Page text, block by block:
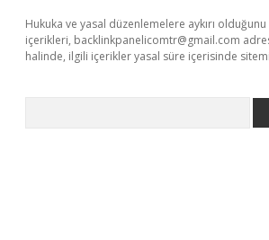
Hukuka ve yasal düzenlemelere aykırı
içerikleri, backlinkpanelicomtr@gmail.com
halinde, ilgili içerikler yasal süre içerisinde